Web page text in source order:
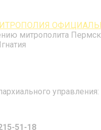
митрополита
управления:
51-18